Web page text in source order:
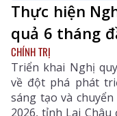
Thực hiện
quả 6 tháng
CHÍNH TRỊ
Triển khai Nghị
về đột phá phát
sáng tạo và
2026, tỉnh Lai